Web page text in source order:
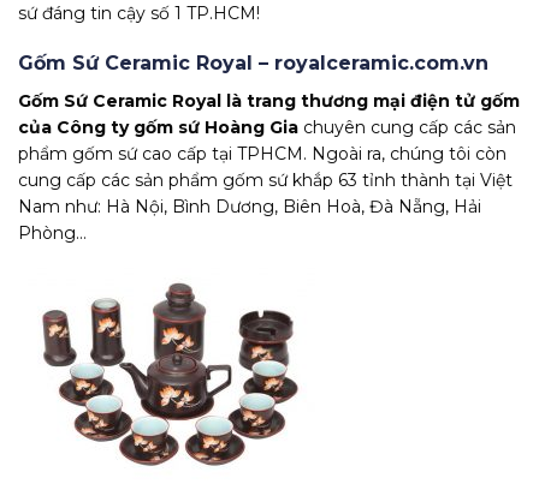
sứ đáng tin cậy số 1 TP.HCM!
Gốm Sứ Ceramic Royal – royalceramic.com.vn
Gốm Sứ Ceramic Royal là trang thương mại điện tử gốm
của Công ty gốm sứ Hoàng Gia chuyên cung cấp các sản
phẩm gốm sứ cao cấp tại TPHCM. Ngoài ra, chúng tôi còn
cung cấp các sản phẩm gốm sứ khắp 63 tỉnh thành tại Việt
Nam như: Hà Nội, Bình Dương, Biên Hoà, Đà Nẵng, Hải
Phòng…